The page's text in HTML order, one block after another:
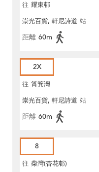
往 耀東邨
崇光百貨, 軒尼詩道 站
距離 60m
2X
往 筲箕灣
崇光百貨, 軒尼詩道 站
距離 60m
8
往 柴灣(杏花邨)